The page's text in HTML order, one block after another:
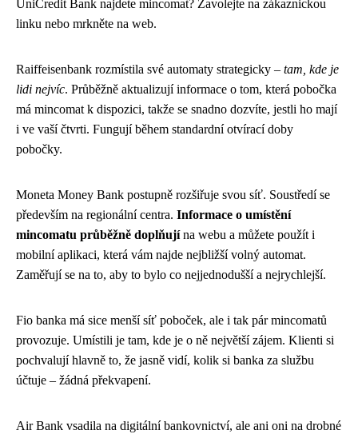
UniCredit Bank najdete mincomat? Zavolejte na zákaznickou
linku nebo mrkněte na web.
Raiffeisenbank rozmístila své automaty strategicky – tam, kde je
lidi nejvíc. Průběžně aktualizují informace o tom, která pobočka
má mincomat k dispozici, takže se snadno dozvíte, jestli ho mají
i ve vaší čtvrti. Fungují během standardní otvírací doby
pobočky.
Moneta Money Bank postupně rozšiřuje svou síť. Soustředí se
především na regionální centra. Informace o umístění
mincomatu průběžně doplňujína webu a můžete použít i
mobilní aplikaci, která vám najde nejbližší volný automat.
Zaměřují se na to, aby to bylo co nejjednodušší a nejrychlejší.
Fio banka má sice menší síť poboček, ale i tak pár mincomatů
provozuje. Umístili je tam, kde je o ně největší zájem. Klienti si
pochvalují hlavně to, že jasně vidí, kolik si banka za službu
účtuje – žádná překvapení.
Air Bank vsadila na digitální bankovnictví, ale ani oni na drobné